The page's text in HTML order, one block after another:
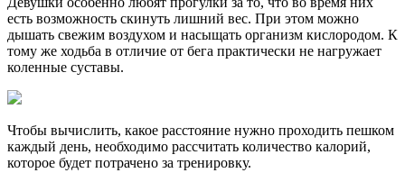
есть возможность скинуть лишний вес. При этом можно
дышать свежим воздухом и насыщать организм кислородом. К
тому же ходьба в отличие от бега практически не нагружает
коленные суставы.
Чтобы вычислить, какое расстояние нужно проходить пешком
каждый день, необходимо рассчитать количество калорий,
которое будет потрачено за тренировку.